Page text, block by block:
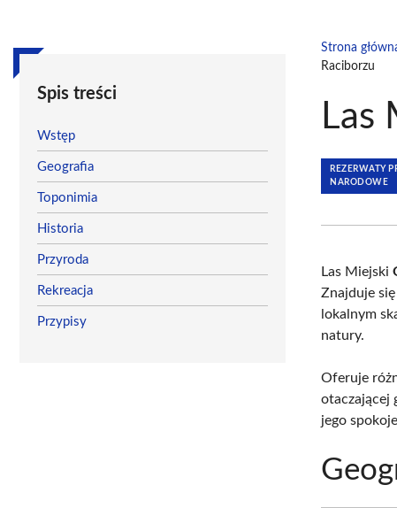
Spis treści
Wstęp
Geografia
Toponimia
Historia
Przyroda
Rekreacja
Przypisy
Strona
Raciborzu
Las
REZERWATY
NARODOWE
Las Miejski
Znajduje
lokalnym
natury.
Oferuje
otaczającej
jego